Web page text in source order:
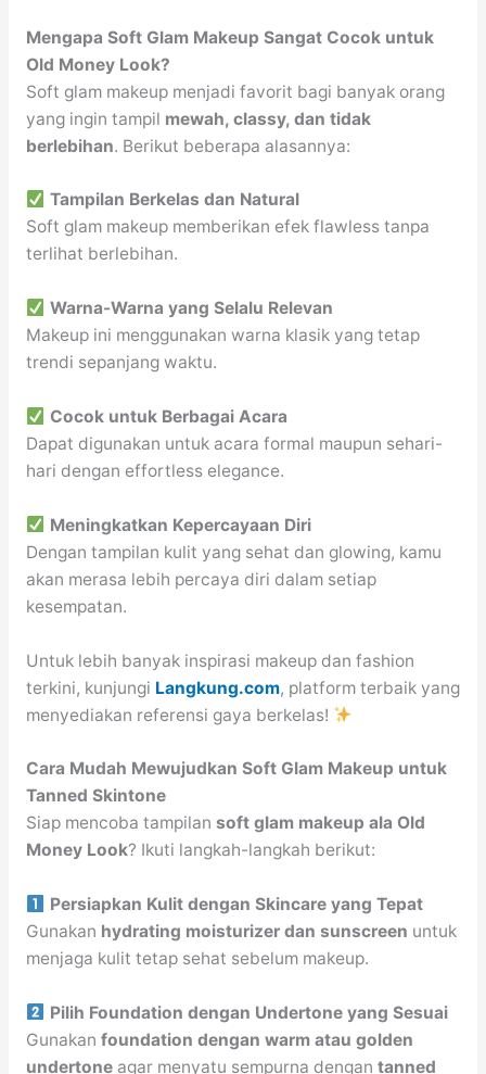
Mengapa Soft Glam Makeup Sangat Cocok untuk
Old Money Look?
Soft glam makeup menjadi favorit bagi banyak orang
yang ingin tampil mewah, classy, dan tidak
berlebihan. Berikut beberapa alasannya:
Tampilan Berkelas dan Natural
Soft glam makeup memberikan efek flawless tanpa
terlihat berlebihan.
Warna-Warna yang Selalu Relevan
Makeup ini menggunakan warna klasik yang tetap
trendi sepanjang waktu.
Cocok untuk Berbagai Acara
Dapat digunakan untuk acara formal maupun sehari-
hari dengan effortless elegance.
Meningkatkan Kepercayaan Diri
Dengan tampilan kulit yang sehat dan glowing, kamu
akan merasa lebih percaya diri dalam setiap
kesempatan.
Untuk lebih banyak inspirasi makeup dan fashion
terkini, kunjungi Langkung.com, platform terbaik yang
menyediakan referensi gaya berkelas!
Cara Mudah Mewujudkan Soft Glam Makeup untuk
Tanned Skintone
Siap mencoba tampilan soft glam makeup ala Old
Money Look? Ikuti langkah-langkah berikut:
Persiapkan Kulit dengan Skincare yang Tepat
Gunakan hydrating moisturizer dan sunscreen untuk
menjaga kulit tetap sehat sebelum makeup.
Pilih Foundation dengan Undertone yang Sesuai
Gunakan foundation dengan warm atau golden
undertoneagar menyatu sempurna dengan tanned